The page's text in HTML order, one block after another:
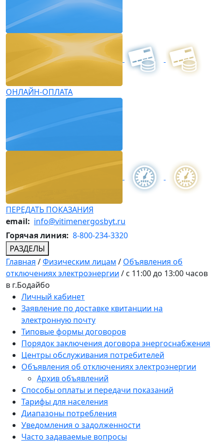
ОНЛАЙН-ОПЛАТА
ПЕРЕДАТЬ ПОКАЗАНИЯ
email: info@vitimenergosbyt.ru
Горячая линия: 8-800-234-3320
РАЗДЕЛЫ
Главная /Физическим лицам / Объявления об
отключениях электроэнергии / с 11:00 до 13:00 часов
в г.Бодайбо
Личный кабинет
Заявление по доставке квитанции на
электронную почту
Типовые формы договоров
Порядок заключения договора энергоснабжения
Центры обслуживания потребителей
Объявления об отключениях электроэнергии
Архив объявлений
Способы оплаты и передачи показаний
Тарифы для населения
Диапазоны потребления
Уведомления о задолженности
Часто задаваемые вопросы